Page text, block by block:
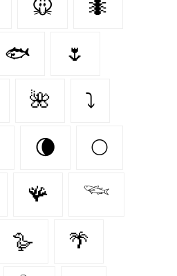
🐭 🐜
🐟 🌷
🌺 ⤵
🌘 🌕
🪸 𓆝
🪿 🌴